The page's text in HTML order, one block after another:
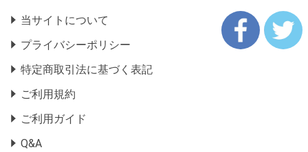
当サイトについて
プライバシーポリシー
特定商取引法に基づく表記
ご利用規約
ご利用ガイド
Q&A